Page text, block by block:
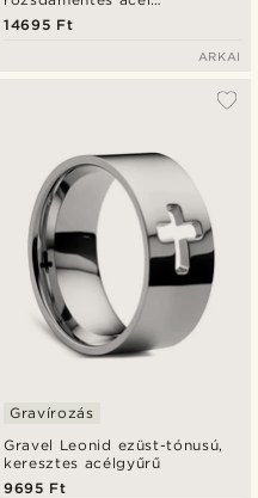
pecsétgyűrű, vulkanikus
megjelenéssel és fekete
14695 Ft
ARKAI
Gravel Leonid ezüst-tónusú,
keresztes acélgyűrű
Gravírozás
9695 Ft